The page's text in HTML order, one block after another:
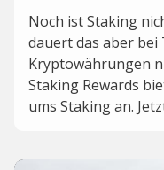
Noch ist Staking
dauert das aber bei
Kryptowährungen
Staking Rewards
ums Staking an.